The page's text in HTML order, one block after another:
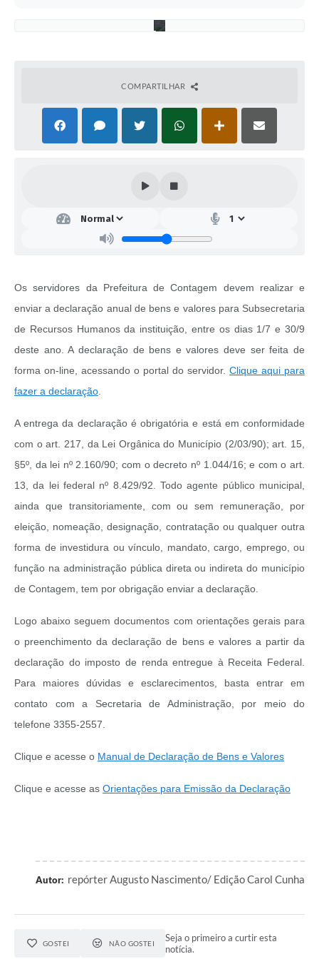
COMPARTILHAR
Os servidores da Prefeitura de Contagem devem realizar e
enviar a declaração anual de bens e valores para Subsecretaria
de Recursos Humanos da instituição, entre os dias 1/7 e 30/9
deste ano. A declaração de bens e valores deve ser feita de
forma on-line, acessando o portal do servidor. Clique aqui para
fazer a declaração
A entrega da declaração é obrigatória e está em conformidade
com o art. 217, da Lei Orgânica do Município (2/03/90); art. 15,
§5º, da lei nº 2.160/90; com o decreto nº 1.044/16; e com o art.
13, da lei federal nº 8.429/92. Todo agente público municipal,
ainda que transitoriamente, com ou sem remuneração, por
eleição, nomeação, designação, contratação ou qualquer outra
forma de investidura ou vínculo, mandato, cargo, emprego, ou
função na administração pública direta ou indireta do município
de Contagem, tem por obrigação enviar a declaração.
Logo abaixo seguem documentos com orientações gerais para
o preenchimento da declaração de bens e valores a partir da
declaração do imposto de renda entregue à Receita Federal.
Para maiores dúvidas e esclarecimentos, basta entrar em
contato com a Secretaria de Administração, por meio do
telefone 3355-2557.
Clique e acesse o Manual de Declaração de Bens e Valores
Clique e acesse as Orientações para Emissão da Declaração
Autor: repórter Augusto Nascimento/ Edição Carol Cunha
GOSTEI NÃO GOSTEI
Seja o primeiro a curtir esta
notícia.